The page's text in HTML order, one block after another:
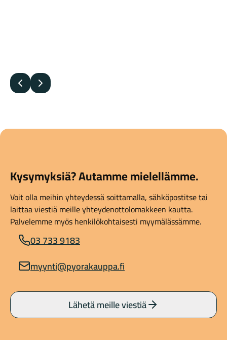
Edellinen
Seuraava
Kysymyksiä? Autamme mielellämme.
Voit olla meihin yhteydessä soittamalla, sähköpostitse tai
laittaa viestiä meille yhteydenottolomakkeen kautta.
Palvelemme myös henkilökohtaisesti myymälässämme.
03 733 9183
myynti@pyorakauppa.fi
Lähetä meille viestiä